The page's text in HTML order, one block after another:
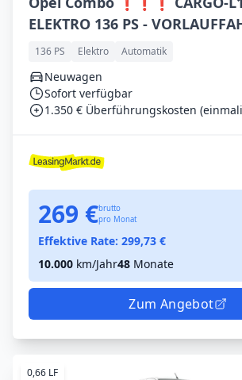
ELEKTRO 136 PS -
❗️❗️❗️
136 PS Elektro Automatik
Neuwagen
Sofort verfügbar
1.350 € Überführungskosten
269 €brutto
pro Monat
Effektive Rate: 299,73 €
10.000 km/Jahr48 Monate
Zum Angebot
0,66 LF